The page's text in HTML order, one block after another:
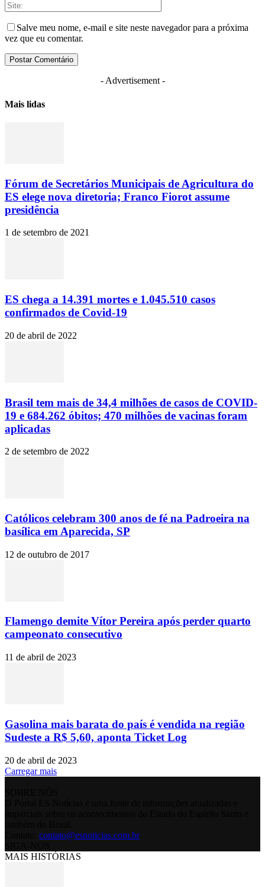
Salve meu nome, e-mail e site neste navegador para a próxima
vez que eu comentar.
- Advertisement -
Mais lidas
Fórum de Secretários Municipais de Agricultura do
ES elege nova diretoria; Franco Fiorot assume
presidência
1 de setembro de 2021
ES chega a 14.391 mortes e 1.045.510 casos
confirmados de Covid-19
20 de abril de 2022
Brasil tem mais de 34,4 milhões de casos de COVID-
19 e 684.262 óbitos; 470 milhões de vacinas foram
aplicadas
2 de setembro de 2022
Católicos celebram 300 anos de fé na Padroeira na
basílica em Aparecida, SP
12 de outubro de 2017
Flamengo demite Vítor Pereira após perder quarto
campeonato consecutivo
11 de abril de 2023
Gasolina mais barata do país é vendida na região
Sudeste a R$ 5,60, aponta Ticket Log
20 de abril de 2023
Carregar mais
contato@esnoticias.com.br
MAIS HISTÓRIAS